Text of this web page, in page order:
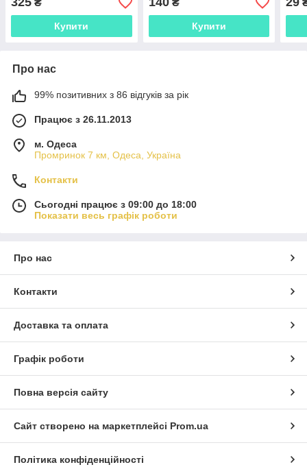
₴
Купити
₴
Купити
Про нас
99% позитивних з 86 відгуків за рік
Працює з 26.11.2013
м. Одеса
Промринок 7 км, Одеса, Україна
Контакти
Сьогодні працює з 09:00 до 18:00
Показати весь графік роботи
Про нас
Контакти
Доставка та оплата
Графік роботи
Повна версія сайту
Сайт створено на маркетплейсі Prom.ua
Політика конфіденційності